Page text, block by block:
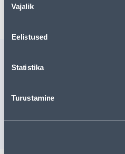
valik
Vajalik
Eelistused
Statistika
Turustamine
Ожидаемая доставка домой
MATT